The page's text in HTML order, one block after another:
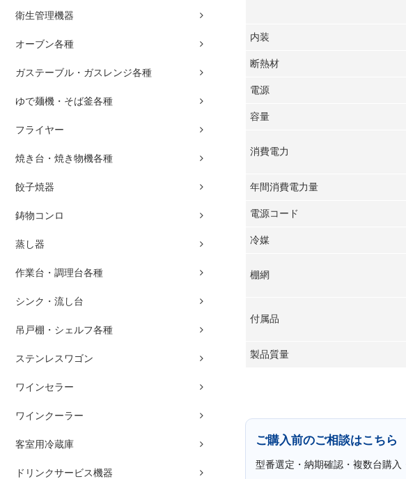
衛生管理機器
オーブン各種
ガステーブル・ガスレンジ各種
ゆで麺機・そば釜各種
フライヤー
焼き台・焼き物機各種
餃子焼器
鋳物コンロ
蒸し器
作業台・調理台各種
シンク・流し台
吊戸棚・シェルフ各種
ステンレスワゴン
ワインセラー
ワインクーラー
客室用冷蔵庫
ドリンクサービス機器
内装
断熱材
電源
容量
消費電力
年間消費電力量
電源コード
冷媒
棚網
付属品
製品質量
ご購入前のご相談はこちら
型番選定・納期確認・複数台購入